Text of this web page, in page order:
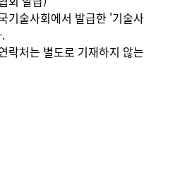
기술사회에서 발급한 '기술사
락처는 별도로 기재하지 않는